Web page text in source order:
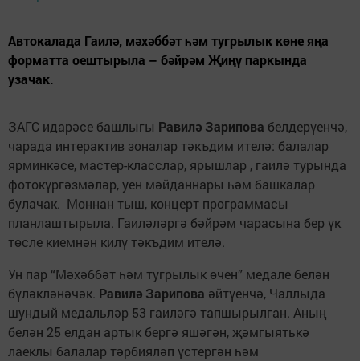
Автокалада Гаилә, мәхәббәт һәм тугрылык көне яңа
форматта оештырыла – бәйрәм Җиңү паркында
узачак.
ЗАГС идарәсе башлыгы Равилә Зарипова белдерүенчә,
чарада интерактив зоналар тәкъдим ителә: балалар
ярминкәсе, мастер-класслар, ярышлар , гаилә турында
фотокүргәзмәләр, уен мәйданнары һәм башкалар
булачак. Моннан тыш, концерт программасы
планлаштырыла. Гаиләләргә бәйрәм чарасына бер үк
төсле киемнән килү тәкъдим ителә.
Ун пар “Мәхәббәт һәм тугрылык өчен” медале белән
бүләкләнәчәк. Равилә Зарипова әйтүенчә, Чаллыда
шундый медальләр 53 гаиләгә тапшырылган. Аның
белән 25 елдан артык бергә яшәгән, җәмгыятькә
лаеклы балалар тәрбияләп үстергән һәм